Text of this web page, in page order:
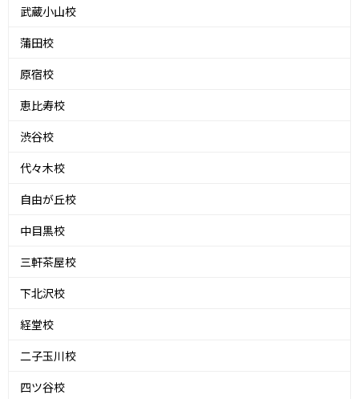
武蔵小山校
蒲田校
原宿校
恵比寿校
渋谷校
代々木校
自由が丘校
中目黒校
三軒茶屋校
下北沢校
経堂校
二子玉川校
四ツ谷校